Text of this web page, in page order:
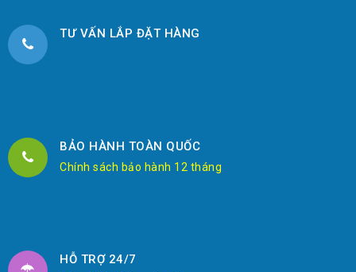
TƯ VẤN LẮP ĐẶT HÀNG
BẢO HÀNH TOÀN QUỐC
Chính sách bảo hành 12 tháng
HỖ TRỢ 24/7